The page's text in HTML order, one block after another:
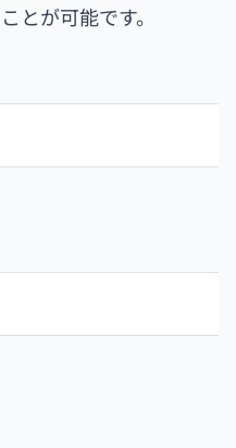
とが可能です。